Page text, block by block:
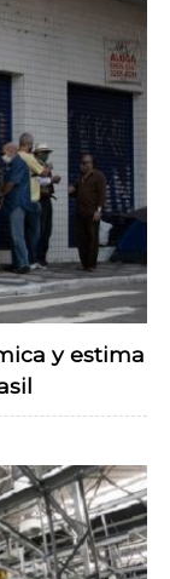
y estima